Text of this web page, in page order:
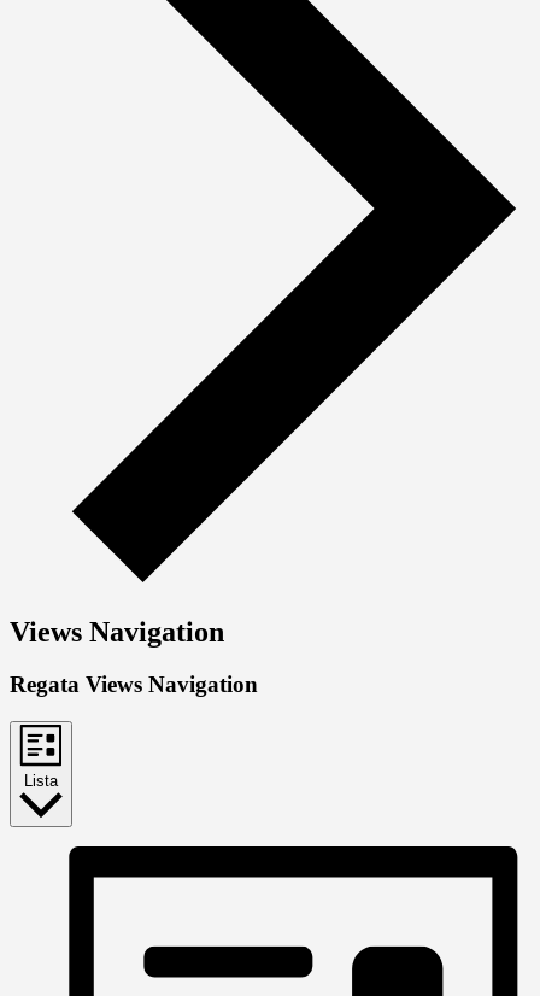
Views Navigation
Regata Views Navigation
Lista